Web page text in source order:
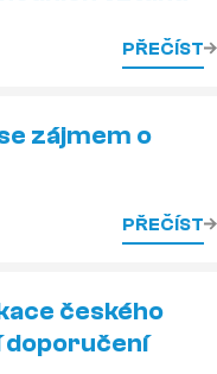
PŘEČÍST
zájmem o
PŘEČÍST
českého
doporučení